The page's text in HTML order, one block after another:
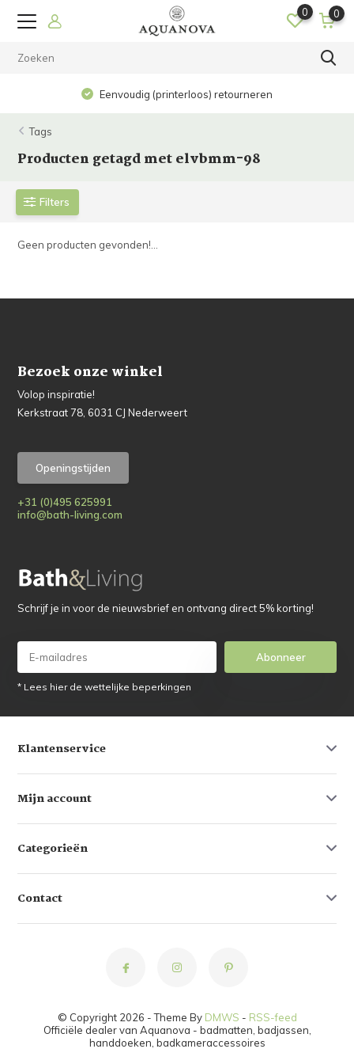
0 0
Eenvoudig (printerloos) retourneren
Tags
Producten getagd met elvbmm-98
Filters
Geen producten gevonden!...
Bezoek onze winkel
Volop inspiratie!
Kerkstraat 78, 6031 CJ Nederweert
Openingstijden
+31 (0)495 625991
info@bath-living.com
Schrijf je in voor de nieuwsbrief en ontvang direct 5% korting!
Abonneer
* Lees hier de wettelijke beperkingen
Klantenservice
Mijn account
Categorieën
Contact
© Copyright 2026 - Theme By DMWS - RSS-feed
Officiële dealer van Aquanova - badmatten, badjassen,
handdoeken, badkameraccessoires